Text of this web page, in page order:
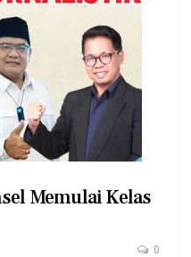
Memulai Kelas
0